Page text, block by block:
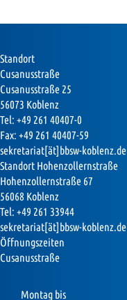
Standort
Cusanusstraße
Cusanusstraße 25
56073 Koblenz
Tel: +49 261 40407-0
Fax: +49 261 40407-59
sekretariat[ät]bbsw-koblenz.de
Standort Hohenzollernstraße
Hohenzollernstraße 67
56068 Koblenz
Tel: +49 261 33944
sekretariat[ät]bbsw-koblenz.de
Öffnungszeiten
Cusanusstraße
Montag bis